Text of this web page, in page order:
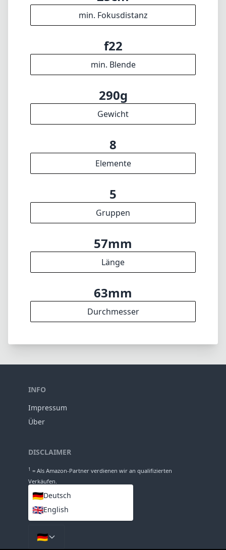
min. Fokusdistanz
f22
min. Blende
290g
Gewicht
8
Elemente
5
Gruppen
57mm
Länge
63mm
Durchmesser
INFO
Impressum
Über
DISCLAIMER
1 = Als Amazon-Partner verdienen wir an qualifizierten
Verkäufen.
SPRACHEN
🇩🇪
🇩🇪Deutsch
🇬🇧English